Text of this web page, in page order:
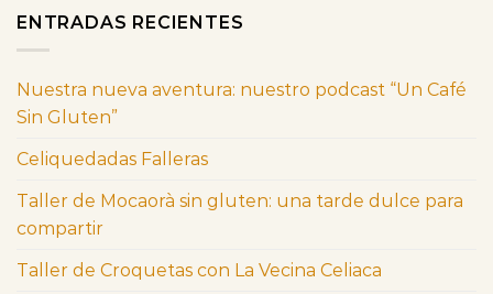
ENTRADAS RECIENTES
Nuestra nueva aventura: nuestro podcast “Un Café
Sin Gluten”
Celiquedadas Falleras
Taller de Mocaorà sin gluten: una tarde dulce para
compartir
Taller de Croquetas con La Vecina Celiaca